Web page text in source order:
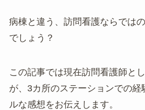
病棟と違う、訪問看護ならでは
でしょう？
この記事では現在訪問看護師と
が、3カ所のステーションでの経
ルな感想をお伝えします。